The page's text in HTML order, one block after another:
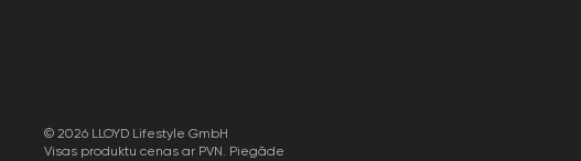
© 2026 LLOYD Lifestyle GmbH
Visas produktu cenas ar PVN. Piegāde